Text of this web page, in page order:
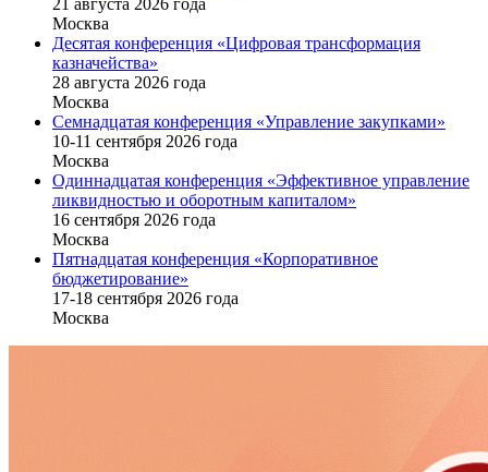
Москва
Десятая конференция «Цифровая трансформация
казначейства»
28 августа 2026 года
Москва
Семнадцатая конференция «Управление закупками»
10-11 сентября 2026 года
Москва
Одиннадцатая конференция «Эффективное управление
ликвидностью и оборотным капиталом»
16 cентября 2026 года
Москва
Пятнадцатая конференция «Корпоративное
бюджетирование»
17-18 сентября 2026 года
Москва